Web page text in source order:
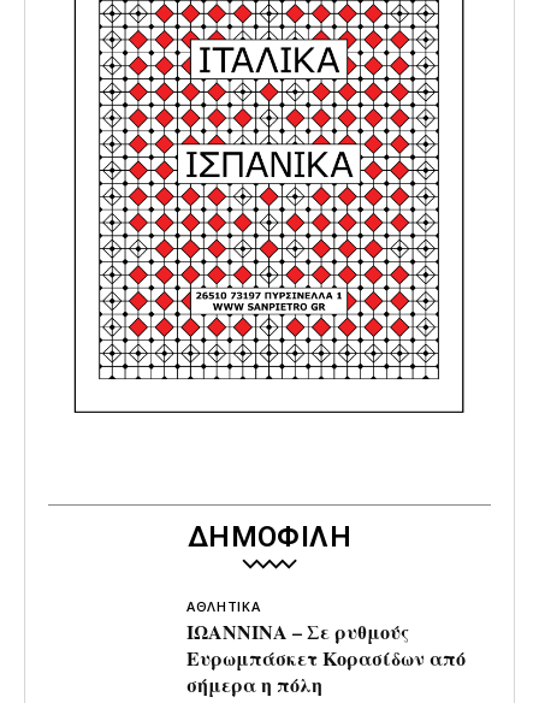
ΔΗΜΟΦΙΛΗ
ΑΘΛΗΤΙΚΑ
ΙΩΑΝΝΙΝΑ – Σε ρυθμούς
Ευρωμπάσκετ Κορασίδων από
σήμερα η πόλη